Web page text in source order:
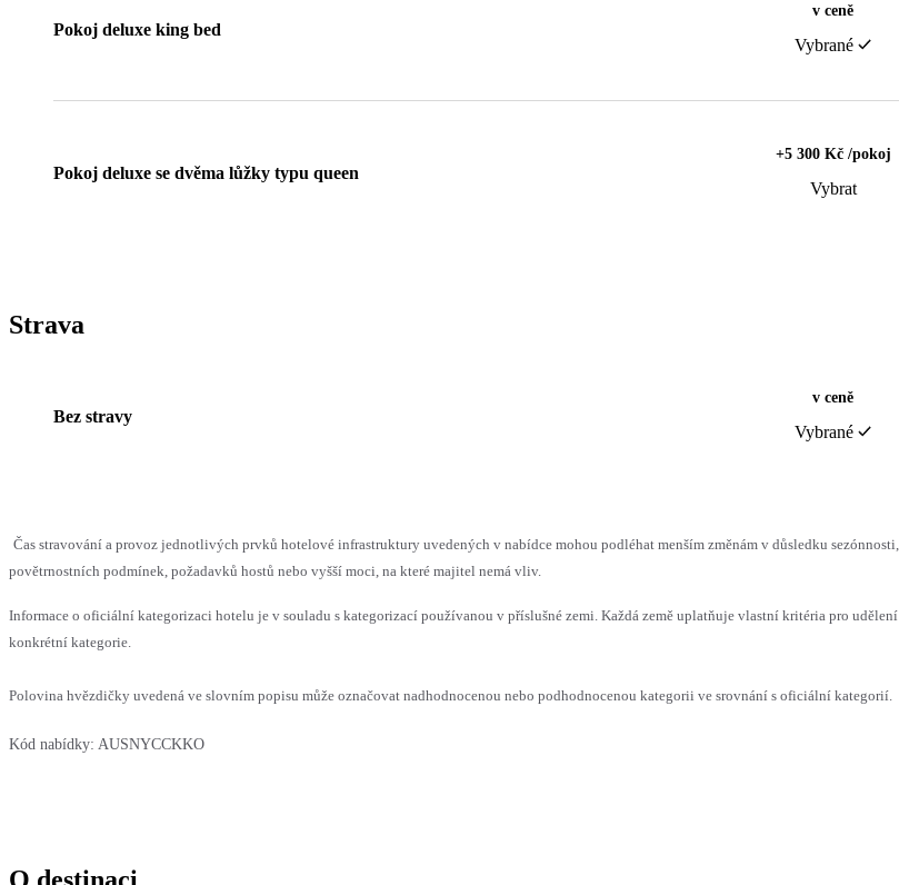
Pokoj deluxe king bed
v ceně
Vybrané
Pokoj deluxe se dvěma lůžky typu queen
+5 300 Kč /pokoj
Vybrat
Strava
Bez stravy
v ceně
Vybrané
Čas stravování a provoz jednotlivých prvků hotelové infrastruktury uvedených v nabídce mohou podléhat menším změnám v důsledku sezónnosti,
povětrnostních podmínek, požadavků hostů nebo vyšší moci, na které majitel nemá vliv.
Informace o oficiální kategorizaci hotelu je v souladu s kategorizací používanou v příslušné zemi. Každá země uplatňuje vlastní kritéria pro udělení
konkrétní kategorie.
Polovina hvězdičky uvedená ve slovním popisu může označovat nadhodnocenou nebo podhodnocenou kategorii ve srovnání s oficiální kategorií.
Kód nabídky: AUSNYCCKKO
O destinaci